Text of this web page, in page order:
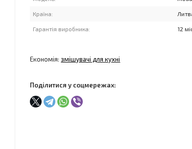
Країна:
Гарантія виробника: 12
Економія: змішувачі для кухні
Поділитися у соцмережах: